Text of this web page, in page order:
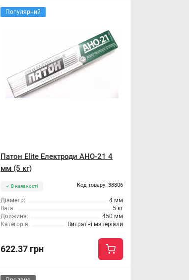
Популярний
Патон Elite Електроди АНО-21 4
мм (5 кг)
В наявності Код товару: 38806
Діаметр:
4 мм
Вага:
5 кг
Довжина:
450 мм
Категорія:
Витратні матеріали
622.37 грн